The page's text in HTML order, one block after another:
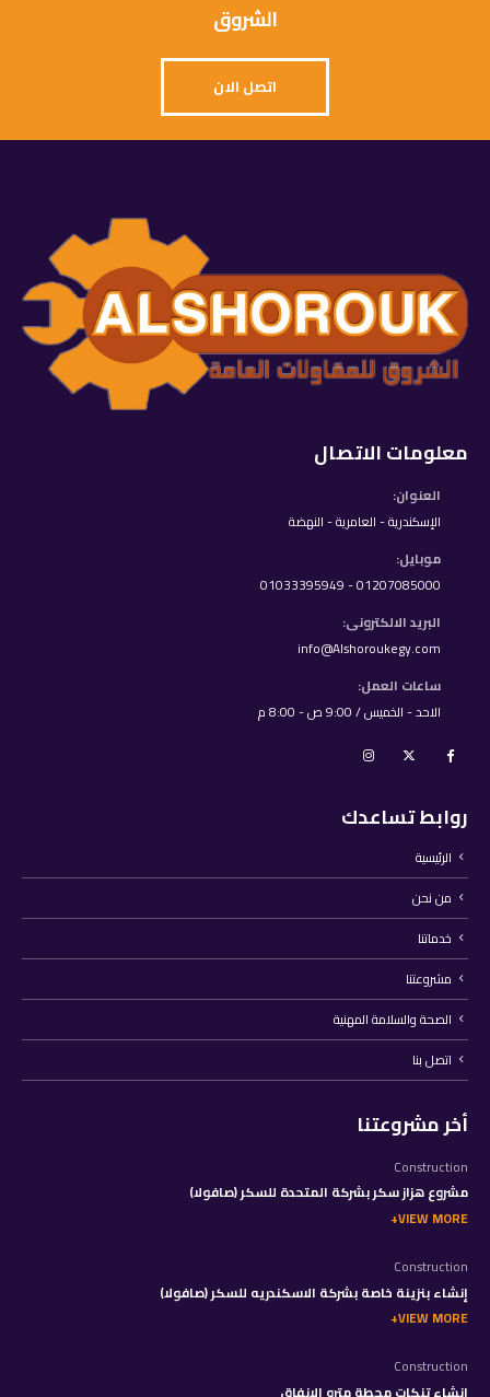
الشروق
اتصل الان
معلومات الاتصال
العنوان:
الإسكندرية - العامرية - النهضة
موبايل:
01207085000 - 01033395949
البريد الالكترونى:
info@Alshoroukegy.com
ساعات العمل:
الاحد - الخميس / 9:00 ص - 8:00 م
روابط تساعدك
الرئيسية
من نحن
خدماتنا
مشروعتنا
الصحة والسلامة المهنية
اتصل بنا
أخر مشروعتنا
Construction
مشروع هزاز سكر بشركة المتحدة للسكر (صافولا)
VIEW MORE
Construction
إنشاء بنزينة خاصة بشركة الاسكندريه للسكر (صافولا)
VIEW MORE
Construction